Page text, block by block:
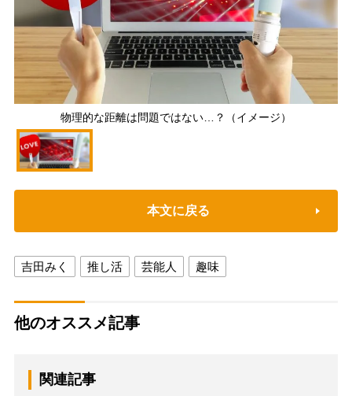
物理的な距離は問題ではない…？（イメージ）
本文に戻る
吉田みく 推し活 芸能人 趣味
他のオススメ記事
関連記事